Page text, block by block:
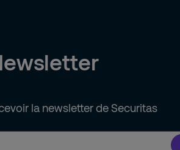
la newsletter de Securitas